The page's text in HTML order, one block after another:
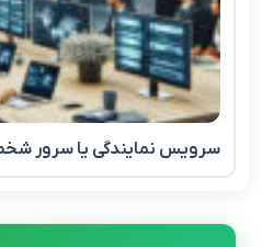
سرویس نمایندگی یا سرور